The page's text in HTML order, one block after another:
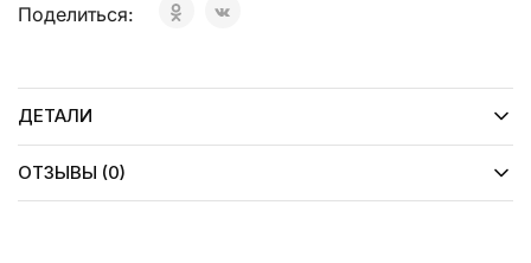
Поделиться:
ДЕТАЛИ
ОТЗЫВЫ (0)